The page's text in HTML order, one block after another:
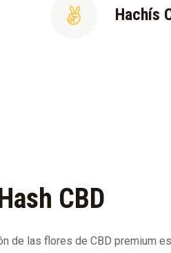
Hachís
CBD
de las flores de CBD premium